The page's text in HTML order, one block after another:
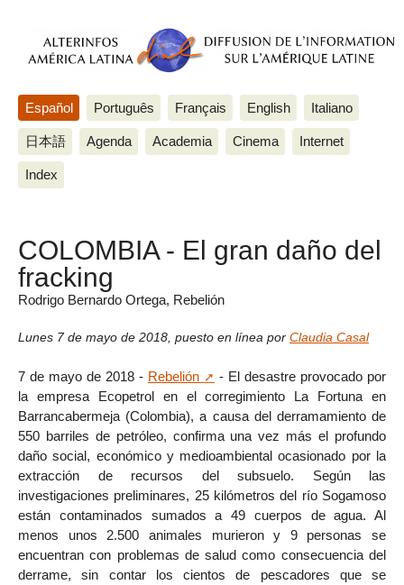
Español Português Français English Italiano
日本語 Agenda Academia Cinema Internet
Index
COLOMBIA - El gran daño del
fracking
Rodrigo Bernardo Ortega, Rebelión
Lunes 7 de mayo de 2018 puesto en línea por Claudia Casal
7 de mayo de 2018 - Rebelión
- El desastre provocado por
la empresa Ecopetrol en el corregimiento La Fortuna en
Barrancabermeja (Colombia), a causa del derramamiento de
550 barriles de petróleo, confirma una vez más el profundo
daño social, económico y medioambiental ocasionado por la
extracción de recursos del subsuelo. Según las
investigaciones preliminares, 25 kilómetros del río Sogamoso
están contaminados sumados a 49 cuerpos de agua. Al
menos unos 2.500 animales murieron y 9 personas se
encuentran con problemas de salud como consecuencia del
derrame, sin contar los cientos de pescadores que se